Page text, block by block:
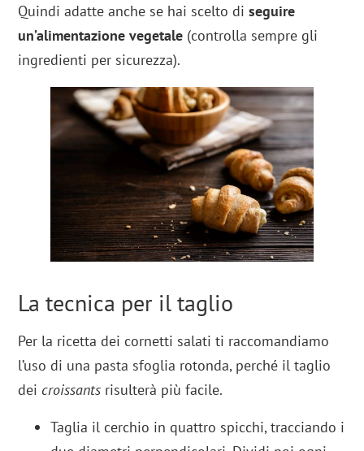
Quindi adatte anche se hai scelto diseguire
un’alimentazione vegetale (controlla sempre gli
ingredienti per sicurezza).
La tecnica per il taglio
Per la ricetta dei cornetti salati ti raccomandiamo
l’uso di una pasta sfoglia rotonda, perché il taglio
dei croissants risulterà più facile.
Taglia il cerchio in quattro spicchi, tracciando i